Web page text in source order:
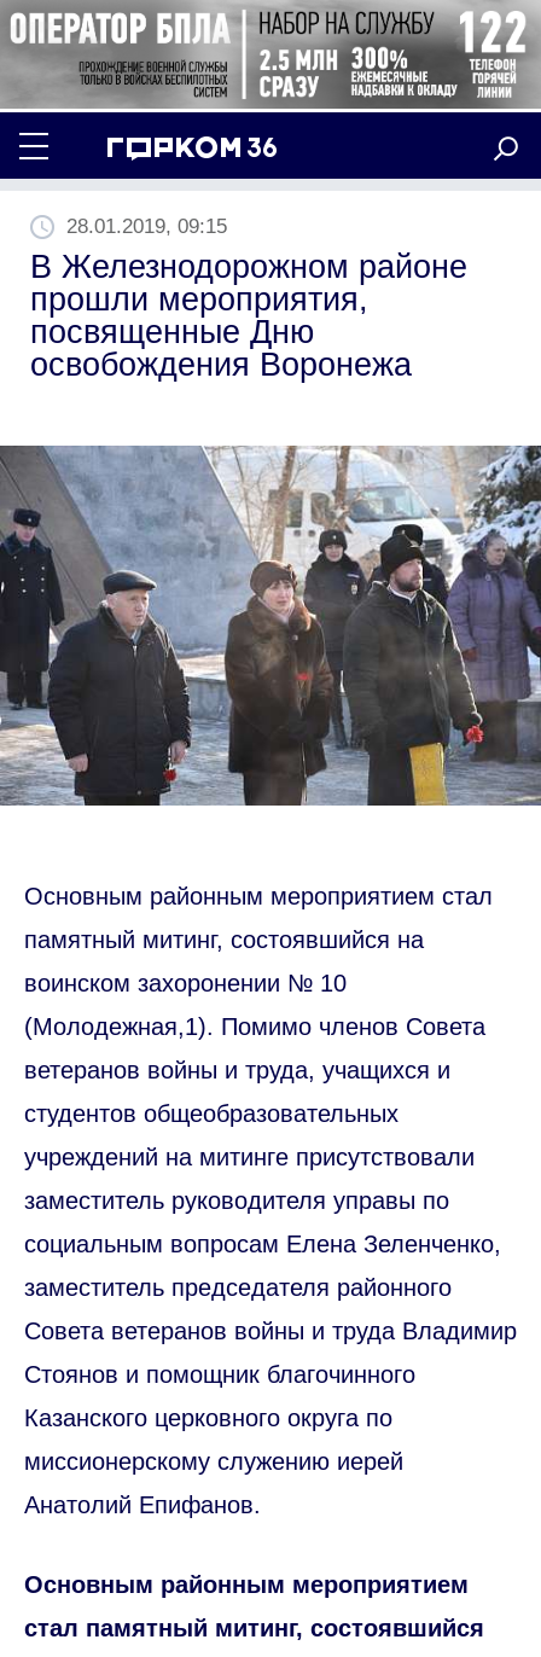
28.01.2019, 09:15
В Железнодорожном районе
прошли мероприятия,
посвященные Дню
освобождения Воронежа
Основным районным мероприятием стал
памятный митинг, состоявшийся на
воинском захоронении № 10
(Молодежная,1). Помимо членов Совета
ветеранов войны и труда, учащихся и
студентов общеобразовательных
учреждений на митинге присутствовали
заместитель руководителя управы по
социальным вопросам Елена Зеленченко,
заместитель председателя районного
Совета ветеранов войны и труда Владимир
Стоянов и помощник благочинного
Казанского церковного округа по
миссионерскому служению иерей
Анатолий Епифанов.
Основным районным мероприятием
стал памятный митинг, состоявшийся